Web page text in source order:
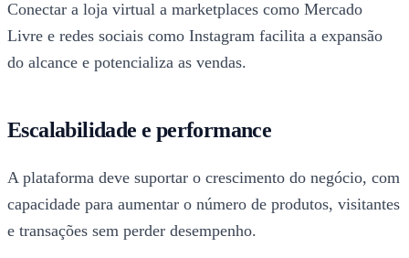
Conectar a loja virtual a marketplaces como Mercado
Livre e redes sociais como Instagram facilita a expansão
do alcance e potencializa as vendas.
Escalabilidade e performance
A plataforma deve suportar o crescimento do negócio, com
capacidade para aumentar o número de produtos, visitantes
e transações sem perder desempenho.